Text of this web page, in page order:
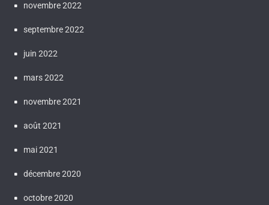
novembre 2022
septembre 2022
juin 2022
mars 2022
novembre 2021
août 2021
mai 2021
décembre 2020
octobre 2020